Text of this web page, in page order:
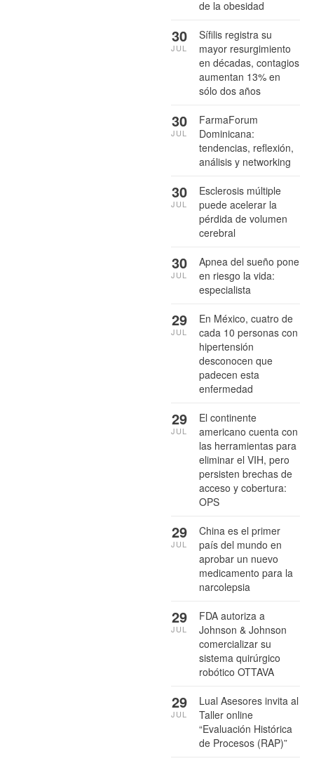
de la obesidad
Sífilis registra su
mayor resurgimiento
en décadas, contagios
aumentan 13% en
sólo dos años
30
JUL
FarmaForum
Dominicana:
tendencias, reflexión,
análisis y networking
30
JUL
Esclerosis múltiple
puede acelerar la
pérdida de volumen
cerebral
30
JUL
Apnea del sueño pone
en riesgo la vida:
especialista
30
JUL
En México, cuatro de
cada 10 personas con
hipertensión
desconocen que
padecen esta
enfermedad
29
JUL
El continente
americano cuenta con
las herramientas para
eliminar el VIH, pero
persisten brechas de
acceso y cobertura:
OPS
29
JUL
China es el primer
país del mundo en
aprobar un nuevo
medicamento para la
narcolepsia
29
JUL
FDA autoriza a
Johnson & Johnson
comercializar su
sistema quirúrgico
robótico OTTAVA
29
JUL
Lual Asesores invita al
Taller online
“Evaluación Histórica
de Procesos (RAP)”
29
JUL